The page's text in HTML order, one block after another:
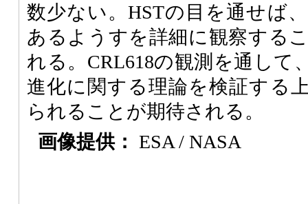
数少ない。HSTの目を通せば
あるようすを詳細に観察する
れる。CRL618の観測を通して
進化に関する理論を検証する
られることが期待される。
画像提供： ESA / NASA